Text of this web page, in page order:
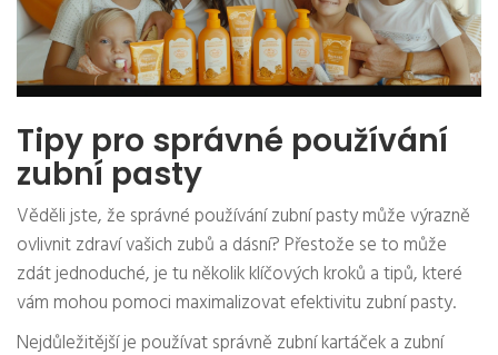
Tipy pro správné používání
zubní pasty
Věděli jste, že správné používání zubní pasty může výrazně
ovlivnit zdraví vašich zubů a dásní? Přestože se to může
zdát jednoduché, je tu několik klíčových kroků a tipů, které
vám mohou pomoci maximalizovat efektivitu zubní pasty.
Nejdůležitější je používat správně zubní kartáček a zubní